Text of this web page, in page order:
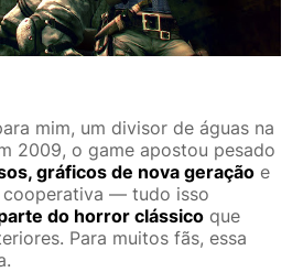
mim, um divisor de águas na
2009, o game apostou pesado
gráficos de nova geração e
cooperativa — tudo isso
do horror clássico que
Para muitos fãs, essa